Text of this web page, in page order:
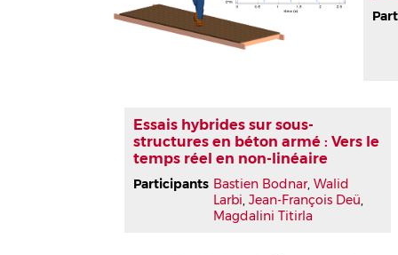
Essais hybrides sur sous-
structures en béton armé : Vers le
temps réel en non-linéaire
Participants Bastien Bodnar,Walid
Larbi,Jean-François Deü,
Magdalini Titirla